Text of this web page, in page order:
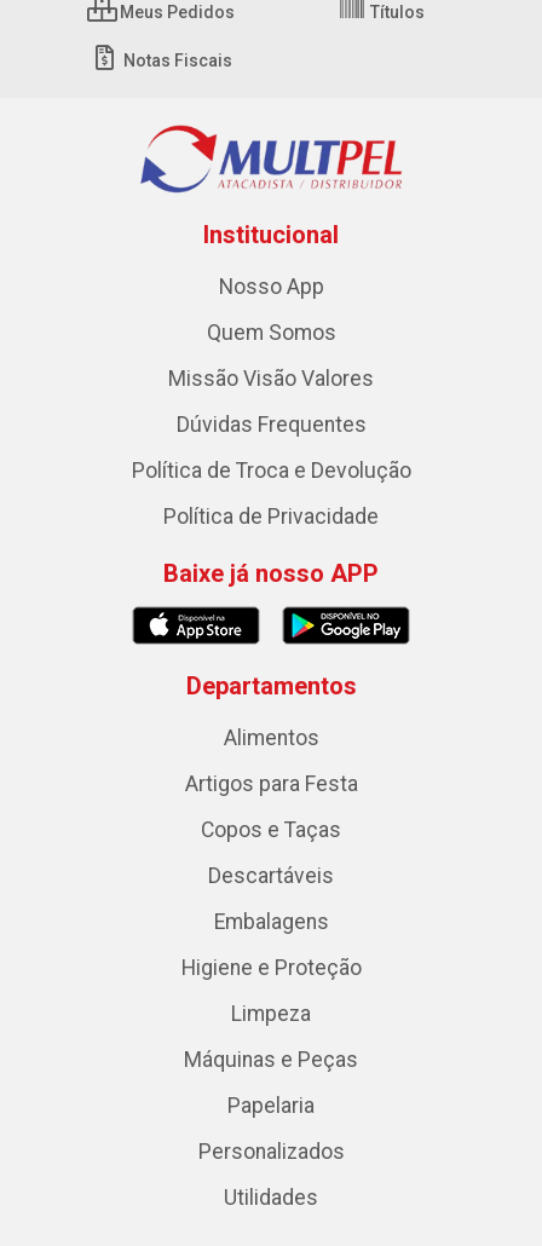
Meus Pedidos Títulos
Notas Fiscais
Institucional
Nosso App
Quem Somos
Missão Visão Valores
Dúvidas Frequentes
Política de Troca e Devolução
Política de Privacidade
Baixe já nosso APP
Departamentos
Alimentos
Artigos para Festa
Copos e Taças
Descartáveis
Embalagens
Higiene e Proteção
Limpeza
Máquinas e Peças
Papelaria
Personalizados
Utilidades